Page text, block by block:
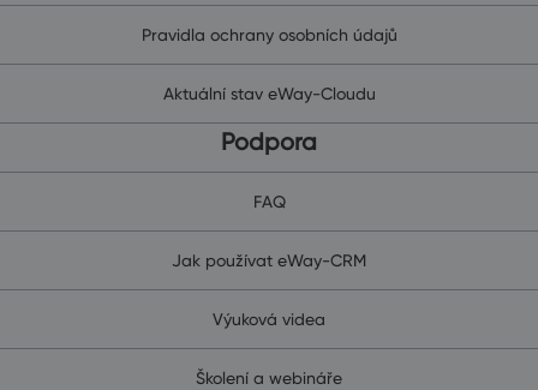
Pravidla ochrany osobních údajů
Aktuální stav eWay-Cloudu
Podpora
FAQ
Jak používat eWay-CRM
Výuková videa
Školení a webináře